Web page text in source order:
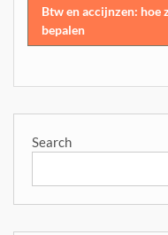
Btw en accijnzen: hoe
bepalen
Search